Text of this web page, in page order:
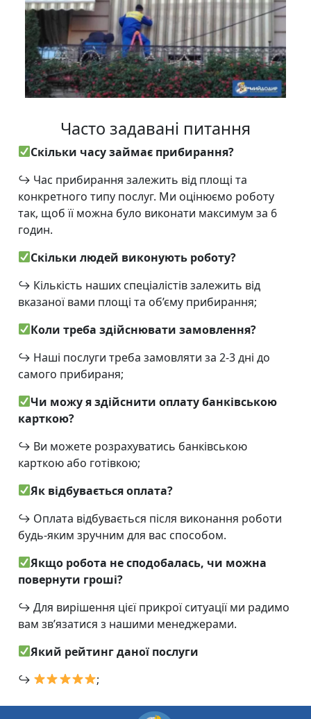
Часто задавані питання
Скільки часу займає прибирання?
↪ Час прибирання залежить від площі та
конкретного типу послуг. Ми оцінюємо роботу
так, щоб її можна було виконати максимум за 6
годин.
Скільки людей виконують роботу?
↪ Кількість наших спеціалістів залежить від
вказаної вами площі та об’єму прибирання;
Коли треба здійснювати замовлення?
↪ Наші послуги треба замовляти за 2-3 дні до
самого прибираня;
Чи можу я здійснити оплату банківською
карткою?
↪ Ви можете розрахуватись банківською
карткою або готівкою;
Як відбувається оплата?
↪ Оплата відбувається після виконання роботи
будь-яким зручним для вас способом.
Якщо робота не сподобалась, чи можна
повернути гроші?
↪ Для вирішення цієї прикрої ситуації ми радимо
вам зв’язатися з нашими менеджерами.
Який рейтинг даної послуги
↪
;